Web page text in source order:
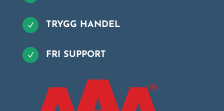
N TRYGG HANDEL
N FRI SUPPORT